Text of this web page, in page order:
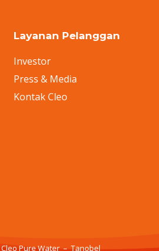
Layanan Pelanggan
Investor
Press & Media
Kontak Cleo
Cleo Pure Water – Tanobel